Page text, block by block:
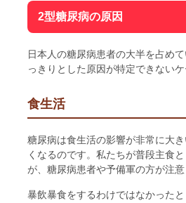
2型糖尿病の原因
日本人の糖尿病患者の大半を占め
っきりとした原因が特定できない
食生活
糖尿病は食生活の影響が非常に大
くなるのです。私たちが普段主食
が、糖尿病患者や予備軍の方が注
暴飲暴食をするわけではなかった